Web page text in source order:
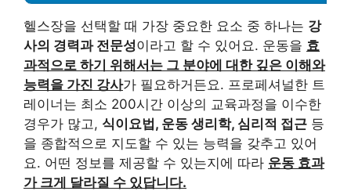
헬스장을 선택할 때 가장 중요한 요소 중 하나는 강
사의 경력과 전문성이라고 할 수 있어요. 운동을 효
과적으로 하기 위해서는 그 분야에 대한 깊은 이해와
능력을 가진 강사가 필요하거든요. 프로페셔널한 트
레이너는 최소 200시간 이상의 교육과정을 이수한
경우가 많고, 식이요법, 운동 생리학, 심리적 접근 등
을 종합적으로 지도할 수 있는 능력을 갖추고 있어
요. 어떤 정보를 제공할 수 있는지에 따라 운동 효과
가 크게 달라질 수 있답니다.